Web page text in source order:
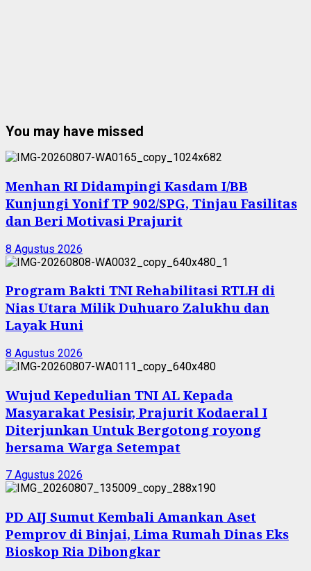
You may have missed
Menhan RI Didampingi Kasdam I/BB
Kunjungi Yonif TP 902/SPG, Tinjau Fasilitas
dan Beri Motivasi Prajurit
8 Agustus 2026
Program Bakti TNI Rehabilitasi RTLH di
Nias Utara Milik Duhuaro Zalukhu dan
Layak Huni
8 Agustus 2026
Wujud Kepedulian TNI AL Kepada
Masyarakat Pesisir, Prajurit Kodaeral I
Diterjunkan Untuk Bergotong royong
bersama Warga Setempat
7 Agustus 2026
PD AIJ Sumut Kembali Amankan Aset
Pemprov di Binjai, Lima Rumah Dinas Eks
Bioskop Ria Dibongkar